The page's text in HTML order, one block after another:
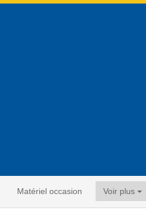
Matériel occasion Voir plus